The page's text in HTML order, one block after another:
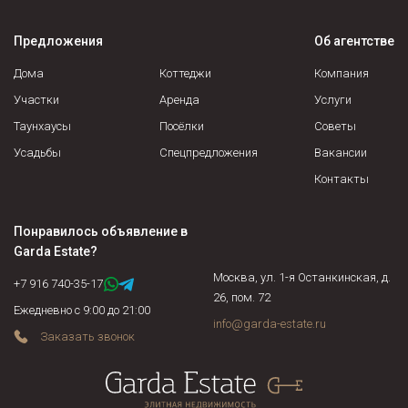
свидетельство о праве на наследство (по закону, по
завещанию, решению суда и пр.).
Предложения
Дома
Участки
Таунхаусы
Усадьбы
Коттеджи
Аренда
Посёлки
Спецпредложения
Об агентстве
Компания
Услуги
Советы
Вакансии
Контакты
Понравилось объявление в
Garda Estate?
+7 916 740-35-17
Ежедневно с 9:00 до 21:00
Заказать звонок
Москва, ул. 1-я Останкинская, д.
26, пом. 72
info@garda-estate.ru